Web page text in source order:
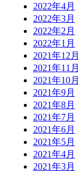
2022年4月
2022年3月
2022年2月
2022年1月
2021年12月
2021年11月
2021年10月
2021年9月
2021年8月
2021年7月
2021年6月
2021年5月
2021年4月
2021年3月